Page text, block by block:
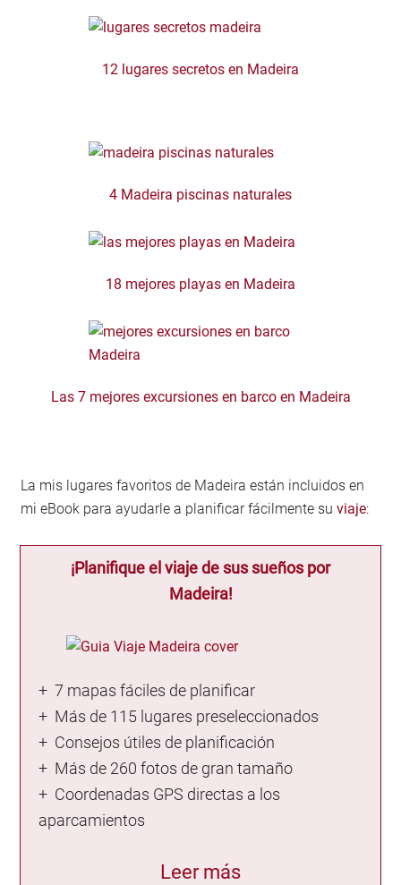
12 lugares secretos en Madeira
4 Madeira piscinas naturales
18 mejores playas en Madeira
Las 7 mejores excursiones en barco en Madeira
La mis lugares favoritos de Madeira están incluidos en
mi eBook para ayudarle a planificar fácilmente suviaje:
¡Planifique el viaje de sus sueños por
Madeira!
+ 7 mapas fáciles de planificar
+ Más de 115 lugares preseleccionados
+ Consejos útiles de planificación
+ Más de 260 fotos de gran tamaño
+ Coordenadas GPS directas a los
aparcamientos
Leer más